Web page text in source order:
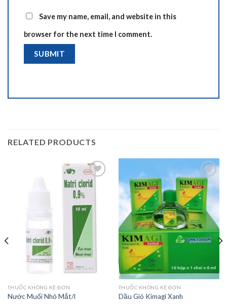
Save my name, email, and website in this
browser for the next time I comment.
RELATED PRODUCTS
wishlist
THUỐC KHÔNG KÊ ĐƠN
Nước Muối Nhỏ Mắt/l
Add to
wishlist
THUỐC KHÔNG KÊ ĐƠN
Dầu Gió Kimagi Xanh